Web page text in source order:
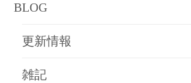
BLOG
更新情報
雑記